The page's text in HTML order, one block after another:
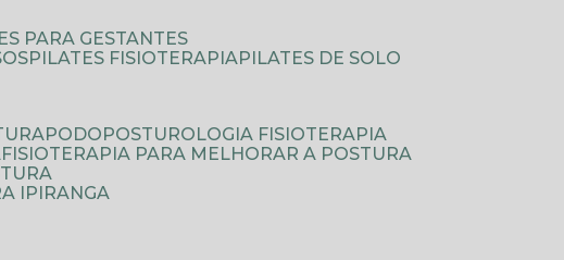
PARA GESTANTES
PILATES FISIOTERAPIA
PILATES DE SOLO
PODOPOSTUROLOGIA FISIOTERAPIA
FISIOTERAPIA PARA MELHORAR A POSTURA
IPIRANGA